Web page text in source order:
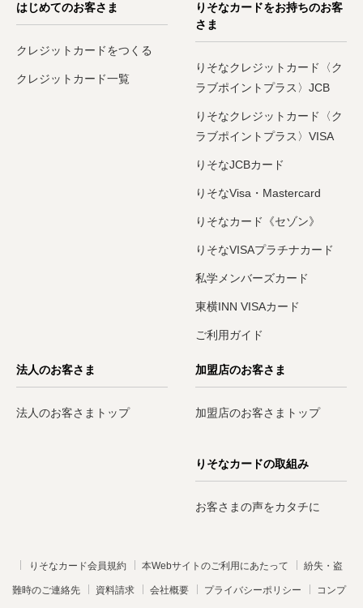
はじめてのお客さま
クレジットカードをつくる
クレジットカード一覧
りそなカードをお持ちのお客
さま
りそなクレジットカード〈ク
ラブポイントプラス〉JCB
りそなクレジットカード〈ク
ラブポイントプラス〉VISA
りそなJCBカード
りそなVisa・Mastercard
りそなカード《セゾン》
りそなVISAプラチナカード
私学メンバーズカード
東横INN VISAカード
ご利用ガイド
法人のお客さま
法人のお客さまトップ
加盟店のお客さま
加盟店のお客さまトップ
りそなカードの取組み
お客さまの声をカタチに
りそなカード会員規約 本Webサイトのご利用にあたって 紛失・盗
難時のご連絡先 資料請求 会社概要 プライバシーポリシー コンプ